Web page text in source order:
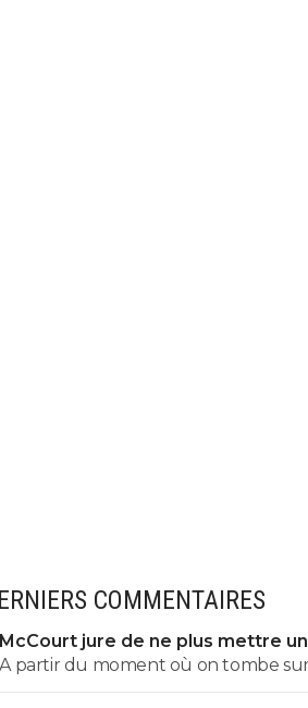
COMMENTAIRES
McCourt jure de ne plus mettre un
euro à l’OM
A partir du moment où on tombe
commentaire de Raymonde on sait